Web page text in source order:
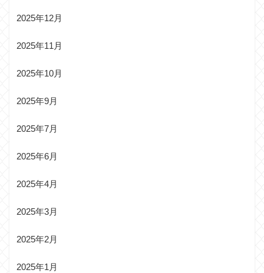
2025年12月
2025年11月
2025年10月
2025年9月
2025年7月
2025年6月
2025年4月
2025年3月
2025年2月
2025年1月